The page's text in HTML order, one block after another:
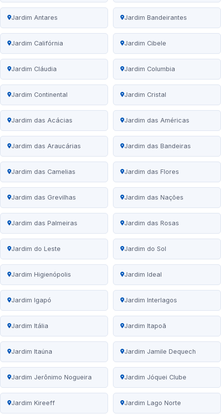
Jardim Antares Jardim Bandeirantes
Jardim Califórnia Jardim Cibele
Jardim Cláudia Jardim Columbia
Jardim Continental Jardim Cristal
Jardim das Acácias Jardim das Américas
Jardim das Araucárias Jardim das Bandeiras
Jardim das Camelias Jardim das Flores
Jardim das Grevilhas Jardim das Nações
Jardim das Palmeiras Jardim das Rosas
Jardim do Leste Jardim do Sol
Jardim Higienópolis Jardim Ideal
Jardim Igapó Jardim Interlagos
Jardim Itália Jardim Itapoã
Jardim Itaúna Jardim Jamile Dequech
Jardim Jerônimo Nogueira Jardim Jóquei Clube
Jardim Kireeff Jardim Lago Norte